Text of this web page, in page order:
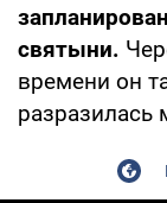
святыни.
времени он
разразилась